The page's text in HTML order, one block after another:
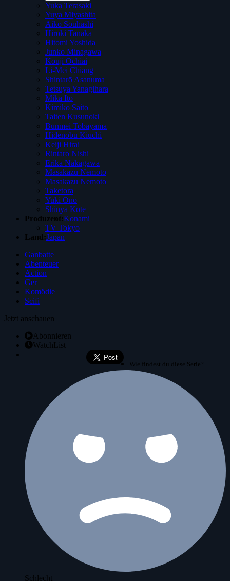
Yuka Terasaki
Yuya Miyashita
Aiko Souhashi
Hiroki Tanaka
Hitomi Yoshida
Junko Minagawa
Kouji Ochiai
Li-Mei Chiang
Shintarō Asanuma
Tetsuya Yanagihara
Mika Itō
Kimiko Saito
Taiten Kusunoki
Bunmei Tobayama
Hidenobu Kiuchi
Keiji Hirai
Rintaro Nishi
Erika Nakagawa
Masakazu Nemoto
Masakazu Nemoto
Taketora
Yuki Ono
Shinya Kote
Produzent:Konami
TV Tokyo
Land:Japan
Ganbatte
Abenteuer
Action
Ger
Komödie
Scifi
Jetzt anschauen
Abonnieren
WatchList
Wie findest du diese Serie?
Schlecht